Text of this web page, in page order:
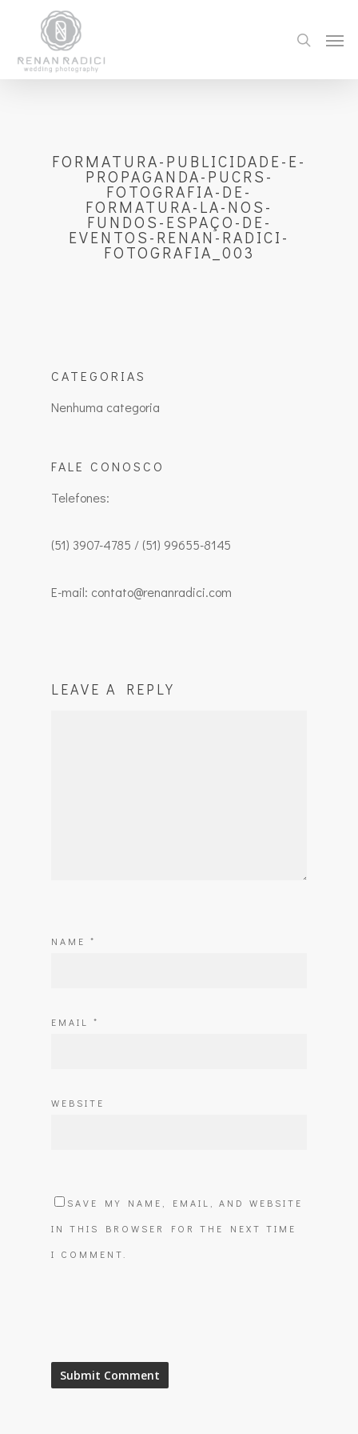
FORMATURA-PUBLICIDADE-E-
PROPAGANDA-PUCRS-
FOTOGRAFIA-DE-
FORMATURA-LA-NOS-
FUNDOS-ESPAÇO-DE-
EVENTOS-RENAN-RADICI-
FOTOGRAFIA_003
CATEGORIAS
Nenhuma categoria
FALE CONOSCO
Telefones:
(51) 3907-4785 / (51) 99655-8145
E-mail: contato@renanradici.com
LEAVE A REPLY
NAME *
EMAIL *
WEBSITE
SAVE MY NAME, EMAIL, AND WEBSITE
IN THIS BROWSER FOR THE NEXT TIME
I COMMENT.